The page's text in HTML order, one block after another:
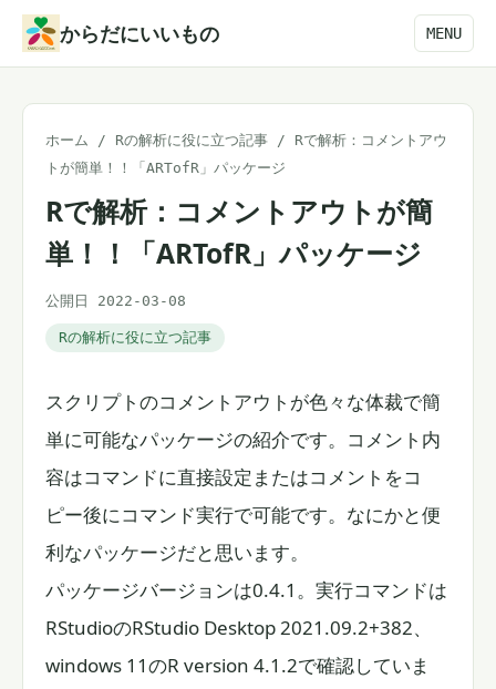
からだにいいもの MENU
ホーム / Rの解析に役に立つ記事 /
Rで解析：コメントアウ
トが簡単！！「ARTofR」パッケージ
Rで解析：コメントアウトが簡
単！！「ARTofR」パッケージ
公開日 2022-03-08
Rの解析に役に立つ記事
スクリプトのコメントアウトが色々な体裁で簡
単に可能なパッケージの紹介です。コメント内
容はコマンドに直接設定またはコメントをコ
ピー後にコマンド実行で可能です。なにかと便
利なパッケージだと思います。
パッケージバージョンは0.4.1。実行コマンドは
RStudioのRStudio Desktop 2021.09.2+382、
windows 11のR version 4.1.2で確認していま